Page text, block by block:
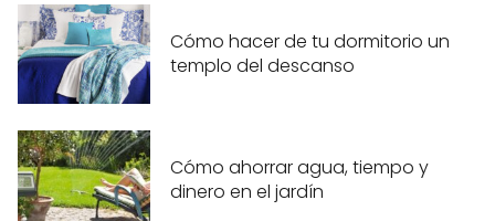
Cómo hacer de tu dormitorio un
templo del descanso
Cómo ahorrar agua, tiempo y
dinero en el jardín